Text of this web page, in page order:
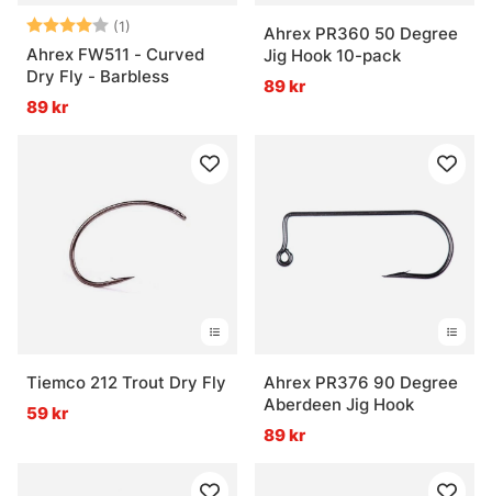
Betyg: (1)
4.0 utav 5 stjärnor
Ahrex FW511 - Curved
Dry Fly - Barbless
89 kr
Ahrex PR360 50 Degree
Jig Hook 10-pack
89 kr
Tiemco 212 Trout Dry Fly
59 kr
Ahrex PR376 90 Degree
Aberdeen Jig Hook
89 kr